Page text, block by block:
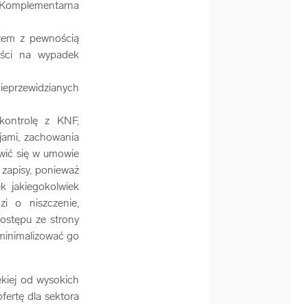
z pewnością
na wypadek
z KNF,
zachowania
się w umowie
ponieważ
jakiegokolwiek
o niszczenie,
ze strony
go
od wysokich
dla sektora